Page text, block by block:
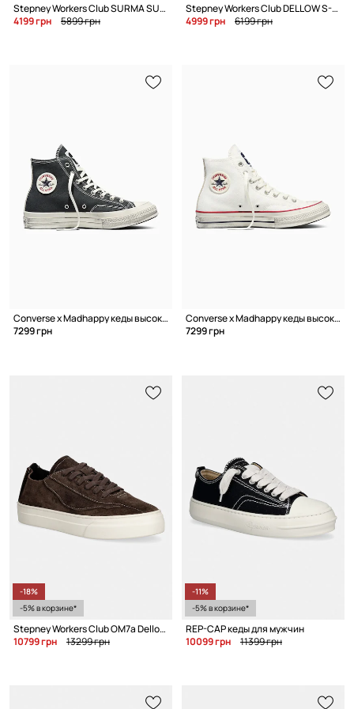
Stepney Workers Club SURMA SUEDE кеды мужские замшевые
4199 грн
5899 грн
Stepney Workers Club DELLOW S-STRIKE SUEDE кеды для мужчин замшевые
4999 грн
6199 грн
Converse x Madhappy кеды высокие спортивные
7299 грн
Converse x Madhappy кеды высокие спортивные
7299 грн
-18%
-5% в корзине*
Stepney Workers Club OM7a Dellow OMNI UL REVERSE SUEDE кеды мужские замшевые
10799 грн
13299 грн
-11%
-5% в корзине*
REP-CAP кеды для мужчин
10099 грн
11399 грн